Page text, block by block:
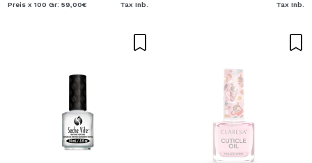
Preis x 100 Gr: 59,00€ Tax Inb. Tax Inb.